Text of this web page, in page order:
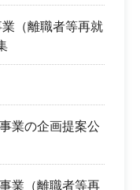
（離職者等再就
業の企画提案公
業（離職者等再